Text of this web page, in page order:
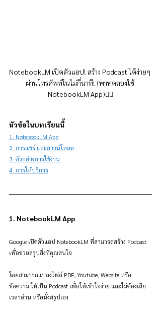
NotebookLM เปิดตัวแอป! สร้าง Podcast ได้ง่ายๆ
ผ่านโทรศัพท์ในไม่กี่นาที! (พาทดลองใช้
NotebookLM App)👇🏻
หัวข้อในบทเรียนนี้
1. NotebookLM App
2. การแชร์ และดาวน์โหลด
3. ตัวอย่างการใช้งาน
4. การให้บริการ
1. NotebookLM App
Google เปิดตัวแอป NotebookLM ที่สามารถสร้าง Podcast
เพื่อช่วยสรุปสิ่งที่คุณสนใจ
โดยสามารถแปลงไฟล์ PDF, Youtube, Website หรือ
ข้อความ ให้เป็น Podcast เพื่อให้เข้าใจง่าย และไม่ต้องเสีย
เวลาอ่าน หรือนั่งสรุปเอง